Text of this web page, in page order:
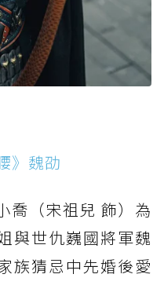
》魏劭
喬（宋祖兒 飾）為
與世仇巍國將軍魏
族猜忌中先婚後愛